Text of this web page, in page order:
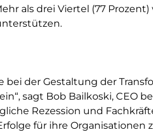
als drei Viertel (77
bei der Gestaltung der
sagt Bob Bailkoski, CEO
Rezession und
für ihre Organisationen